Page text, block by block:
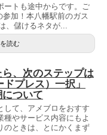
ートも途中からです。ご
加！本八幡駅前のガス
、儲けるネタが...
読む
、次のステップは
プレス）一択」
ついて
して、アメブロをおすす
やサービス内容にもよ
のときは、とにかくまず